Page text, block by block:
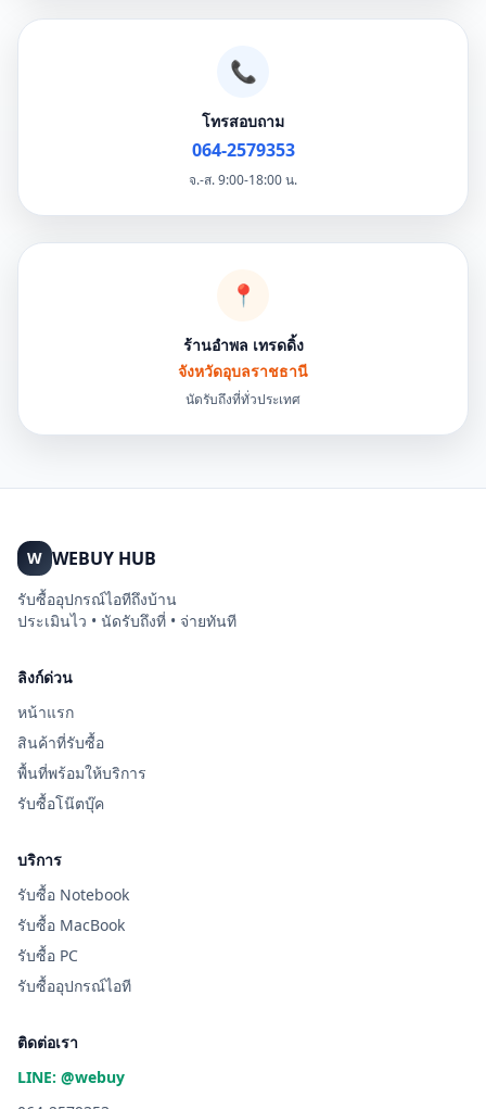
📞
โทรสอบถาม
064-2579353
จ.-ส. 9:00-18:00 น.
📍
ร้านอำพล เทรดดิ้ง
จังหวัดอุบลราชธานี
นัดรับถึงที่ทั่วประเทศ
W WEBUY HUB
รับซื้ออุปกรณ์ไอทีถึงบ้าน
ประเมินไว • นัดรับถึงที่ • จ่ายทันที
ลิงก์ด่วน
หน้าแรก
สินค้าที่รับซื้อ
พื้นที่พร้อมให้บริการ
รับซื้อโน๊ตบุ๊ค
บริการ
รับซื้อ Notebook
รับซื้อ MacBook
รับซื้อ PC
รับซื้ออุปกรณ์ไอที
ติดต่อเรา
LINE: @webuy